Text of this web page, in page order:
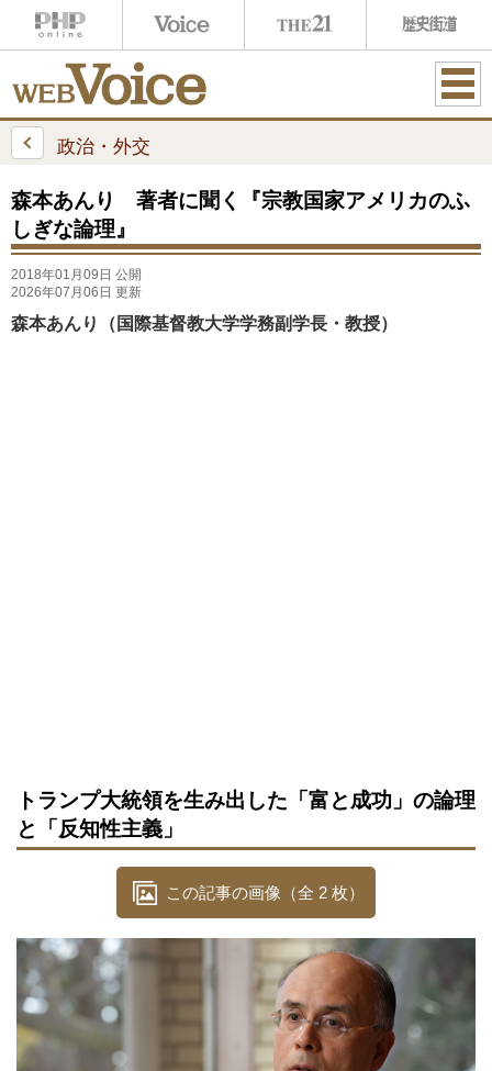
ME
政治・外交
森本あんり 著者に聞く『宗教国家アメリカのふ
しぎな論理』
2018年01月09日 公開
2026年07月06日 更新
森本あんり（国際基督教大学学務副学長・教授）
トランプ大統領を生み出した「富と成功」の論理
と「反知性主義」
この記事の画像（全 2 枚）